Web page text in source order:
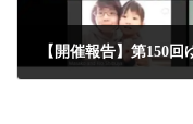
【開催報告】第150